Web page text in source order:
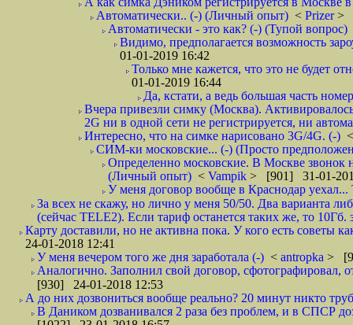
Автоматически.. (-) (Личный опыт) < Prizer>
Автоматически - это как? (-) (Тупой вопрос)
Видимо, предполагается возможность
01-01-2019 16:42
Только мне кажется, что это не будет
01-01-2019 16:44
Да, кстати, а ведь большая часть
Вчера привезли симку (Москва).
2G ни в одной сети не регистрируется, ни
Интересно, что на симке нарисовано 3G/4G. (-)
СИМ-ки московские... (-) (Просто
Определенно московские. В Москве звонок
(Личный опыт) < Vampik > [901] 31-01-
У меня договор вообще в Краснодар
За всех не скажу, но лично у меня 50/50. Два варианта
(сейчас TELE2). Если тариф останется таких же, то
Карту доставили, но не активна пока. У кого есть советы
24-01-2018 12:41
У меня вечером того же дня заработала (-) < antropka >
Аналогично. Заполнил свой договор,
[930] 24-01-2018 12:53
А до них дозвониться вообще реально? 20 минут никто
В Даником дозванивался 2 раза без проблем, и в СПСР